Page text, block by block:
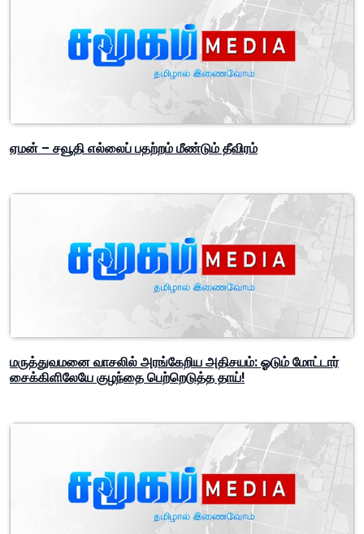
ஏமன் – சவூதி எல்லைப் பதற்றம் மீண்டும் தீவிரம்
மருத்துவமனை வாசலில் அரங்கேறிய அதிசயம்: ஓடும் மோட்டார்
சைக்கிளிலேயே குழந்தை பெற்றெடுத்த தாய்!